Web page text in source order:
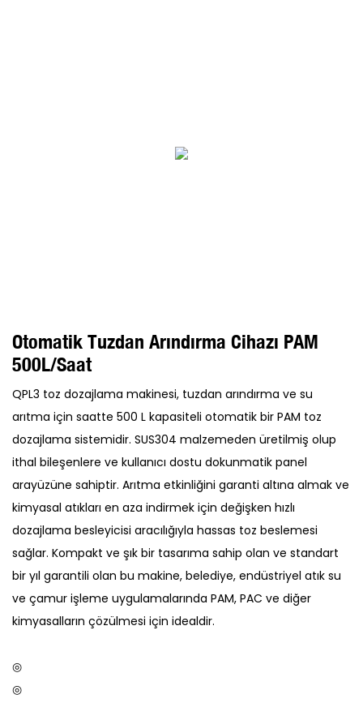
Otomatik Tuzdan Arındırma Cihazı PAM
500L/saat
QPL3 toz dozajlama makinesi, tuzdan arındırma ve su
arıtma için saatte 500 L kapasiteli otomatik bir PAM toz
dozajlama sistemidir. SUS304 malzemeden üretilmiş olup
ithal bileşenlere ve kullanıcı dostu dokunmatik panel
arayüzüne sahiptir. Arıtma etkinliğini garanti altına almak ve
kimyasal atıkları en aza indirmek için değişken hızlı
dozajlama besleyicisi aracılığıyla hassas toz beslemesi
sağlar. Kompakt ve şık bir tasarıma sahip olan ve standart
bir yıl garantili olan bu makine, belediye, endüstriyel atık su
ve çamur işleme uygulamalarında PAM, PAC ve diğer
kimyasalların çözülmesi için idealdir.
◎
◎